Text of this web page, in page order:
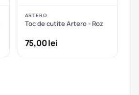
ARTERO
Toc de cutite Artero - Roz
75,00 lei